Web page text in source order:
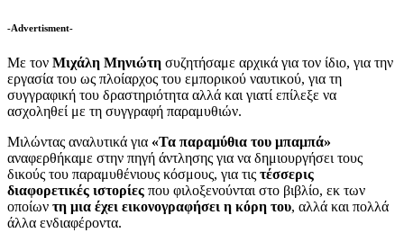
-Advertisment-
Με τον Μιχάλη Μηνιώτη συζητήσαμε αρχικά για τον ίδιο, για την
εργασία του ως πλοίαρχος του εμπορικού ναυτικού, για τη
συγγραφική του δραστηριότητα αλλά και γιατί επίλεξε να
ασχοληθεί με τη συγγραφή παραμυθιών.
Μιλώντας αναλυτικά για «Τα παραμύθια του μπαμπά»
αναφερθήκαμε στην πηγή άντλησης για να δημιουργήσει τους
δικούς του παραμυθένιους κόσμους, για τις τέσσερις
διαφορετικές ιστορίες που φιλοξενούνται στο βιβλίο, εκ των
οποίων τη μια έχει εικονογραφήσει η κόρη του, αλλά και πολλά
άλλα ενδιαφέροντα.